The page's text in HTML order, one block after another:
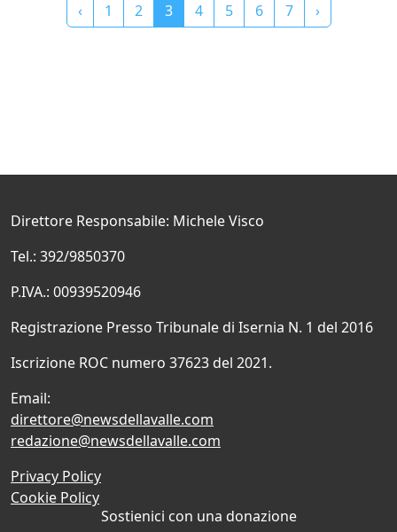
‹ 1 2 3 4 5 6 7 ›
Direttore Responsabile: Michele Visco
Tel.: 392/9850370
P.IVA.: 00939520946
Registrazione Presso Tribunale di Isernia N. 1 del 2016
Iscrizione ROC numero 37623 del 2021.
Email:
direttore@newsdellavalle.com
redazione@newsdellavalle.com
Privacy Policy
Cookie Policy
Sostienici con una donazione